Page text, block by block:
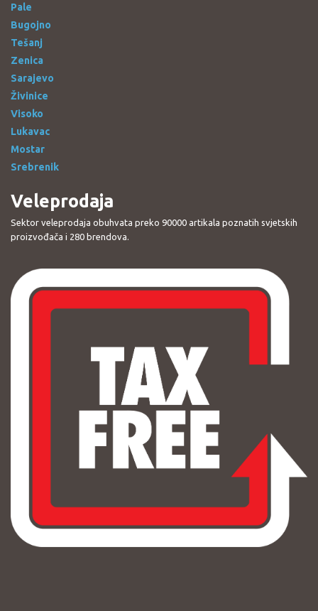
Pale
Bugojno
Tešanj
Zenica
Sarajevo
Živinice
Visoko
Lukavac
Mostar
Srebrenik
Veleprodaja
Sektor veleprodaja obuhvata preko 90000 artikala poznatih svjetskih
proizvođača i 280 brendova.